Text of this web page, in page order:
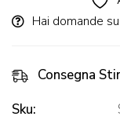
Hai domande
Consegna
Sku: